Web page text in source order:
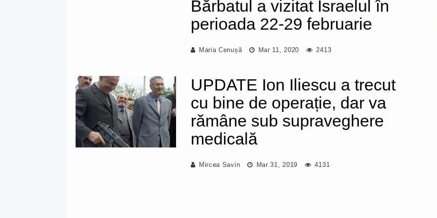
Bărbatul a vizitat Israelul în
perioada 22-29 februarie
Maria Cenușă Mar 11, 2020 2413
UPDATE Ion Iliescu a trecut
cu bine de operație, dar va
rămâne sub supraveghere
medicală
Mircea Savin Mar 31, 2019 4131